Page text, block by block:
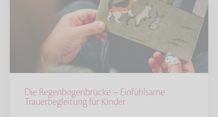
Die Regenbogenbrücke – Einfühlsame
Trauerbegleitung für Kinder